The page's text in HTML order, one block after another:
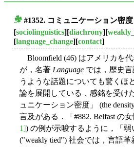
#1352. コミュニケーション密
[sociolinguistics][diachrony][
[language_change][contact]
Bloomfield (46) はアメリカを
が，名著 Language では，歴史
うような話題についても驚くほ
論を展開している．感銘を受け
ュニケーション密度」 (the
言及がある．「#882. Belfast の
1]) の例が示唆するように，「弱
("weakly tied") 社会では，言語革